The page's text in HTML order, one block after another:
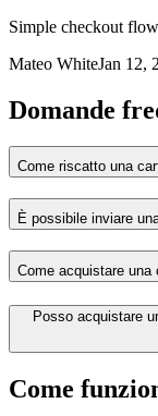
Simple checkout
Mateo WhiteJan 12,
Domande
Come riscatto una
È possibile inviare
Come acquistare una
Posso acquistare
Come